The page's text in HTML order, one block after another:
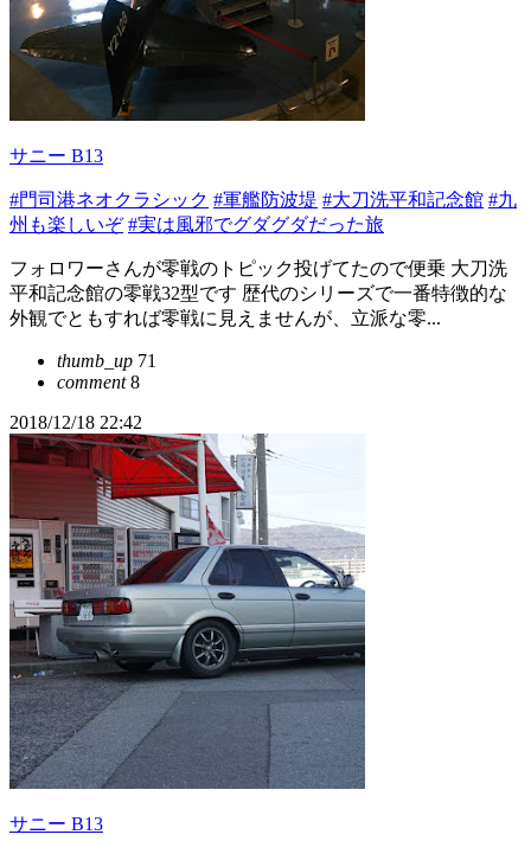
サニー B13
#門司港ネオクラシック #軍艦防波堤 #大刀洗平和記念館 #九
州も楽しいぞ #実は風邪でグダグダだった旅
フォロワーさんが零戦のトピック投げてたので便乗 大刀洗
平和記念館の零戦32型です 歴代のシリーズで一番特徴的な
外観でともすれば零戦に見えませんが、立派な零...
thumb_up 71
comment8
2018/12/18 22:42
サニー B13